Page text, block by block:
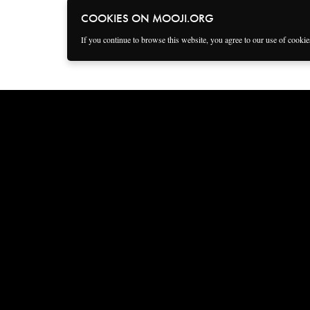
COOKIES ON MOOJI.ORG
If you continue to browse this website, you agree to our use of